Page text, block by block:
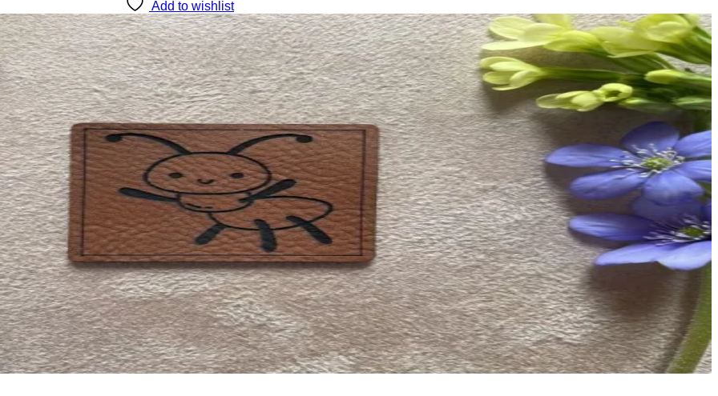
Es befinden sich keine Produkte im Warenkorb.
Es befinden sich keine Produkte im Warenkorb.
Add to wishlist